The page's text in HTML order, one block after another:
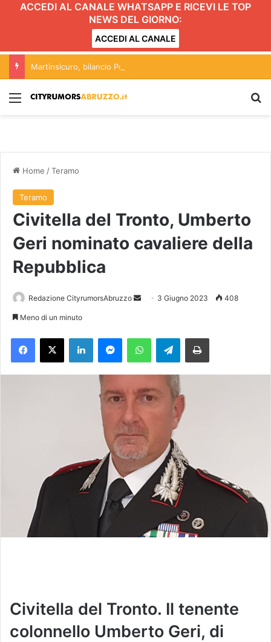
ACCEDI AL CANALE WHATSAPP E RICEVI LE TOP
NEWS DEL GIORNO:
ACCEDI AL CANALE
Menu
Home /Teramo
Teramo
Civitella del Tronto, Umberto
Geri nominato cavaliere della
Repubblica
Redazione CityrumorsAbruzzo
a
n
'
m
i
l
3 Giugno 2023 408
Meno di un minuto
Telegram
Civitella del Tronto. Il tenente
colonnello Umberto Geri, di